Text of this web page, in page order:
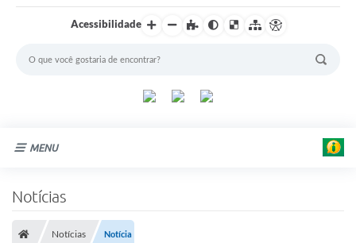
Acessibilidade
MENU
Notícias
Notícias Notícia